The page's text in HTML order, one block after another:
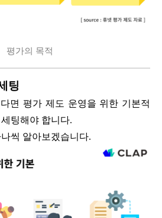
평가의 목적
팅
면 평가 제도 운영을 위한 기본적
팅해야 합니다.
씩 알아보겠습니다.